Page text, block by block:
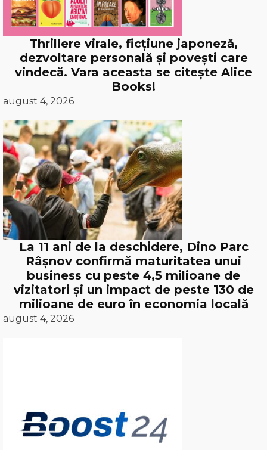
Thrillere virale, ficțiune japoneză,
dezvoltare personală și povești care
vindecă. Vara aceasta se citește Alice
Books!
august 4, 2026
La 11 ani de la deschidere, Dino Parc
Râșnov confirmă maturitatea unui
business cu peste 4,5 milioane de
vizitatori și un impact de peste 130 de
milioane de euro în economia locală
august 4, 2026